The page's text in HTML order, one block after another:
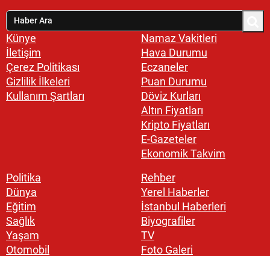
Künye
İletişim
Çerez Politikası
Gizlilik İlkeleri
Kullanım Şartları
Namaz Vakitleri
Hava Durumu
Eczaneler
Puan Durumu
Döviz Kurları
Altın Fiyatları
Kripto Fiyatları
E-Gazeteler
Ekonomik Takvim
Politika
Dünya
Eğitim
Sağlık
Yaşam
Otomobil
Rehber
Yerel Haberler
İstanbul Haberleri
Biyografiler
TV
Foto Galeri